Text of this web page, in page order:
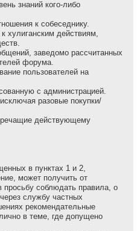
знаний кого-либо
к собеседнику.
хулиганским действиям,
заведомо рассчитанных
форума.
пользователей на
с администрацией.
разовые покупки/
действующему
в пунктах 1 и 2,
может получить от
просьбу соблюдать правила, о
службу частных
рекомендательные
в теме, где допущено